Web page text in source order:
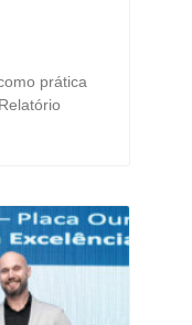
prática